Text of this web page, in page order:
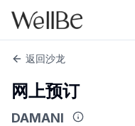
返回沙龙
网上预订
DAMANI